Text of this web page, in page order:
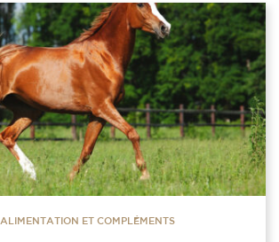
ALIMENTATION ET COMPLÉMENTS